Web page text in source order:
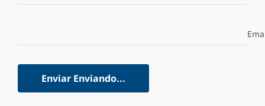
Enviar Enviando...